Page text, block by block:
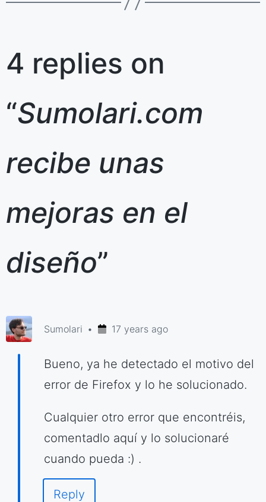
4 replies on
“Sumolari.com
recibe unas
mejoras en el
diseño”
Sumolari 17 years ago
Bueno, ya he detectado el motivo del
error de Firefox y lo he solucionado.
Cualquier otro error que encontréis,
comentadlo aquí y lo solucionaré
cuando pueda :) .
Reply